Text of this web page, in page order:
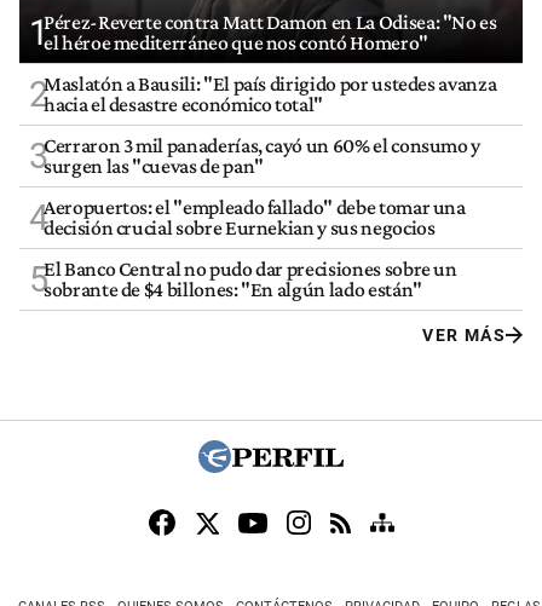
1Pérez-Reverte contra Matt Damon en La Odisea: "No es
el héroe mediterráneo que nos contó Homero"
2Maslatón a Bausili: "El país dirigido por ustedes avanza
hacia el desastre económico total"
3Cerraron 3 mil panaderías, cayó un 60% el consumo y
surgen las "cuevas de pan"
4Aeropuertos: el "empleado fallado" debe tomar una
decisión crucial sobre Eurnekian y sus negocios
5El Banco Central no pudo dar precisiones sobre un
sobrante de $4 billones: "En algún lado están"
VER MÁS